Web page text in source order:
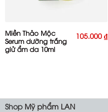
Miền Thảo Mộc
Serum dưỡng trắng
giử ẩm da 10ml
105.000₫
Shop Mỹ phẩm LAN